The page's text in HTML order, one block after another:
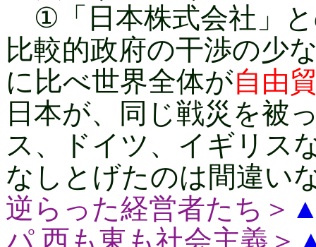
①「日本株式会社」
比較的政府の干渉の少
に比べ世界全体が自由
日本が、同じ戦災を被
ス、ドイツ、イギリス
なしとげたのは間違い
逆らった経営者たち＞
パ 西も東も社会主義＞